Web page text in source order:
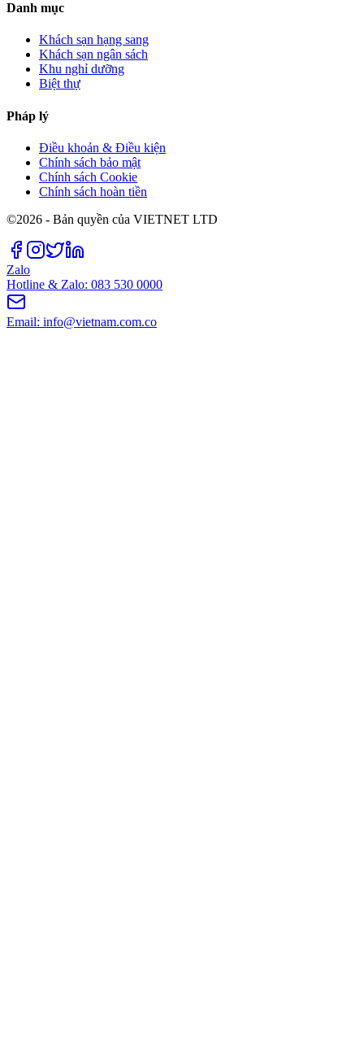
Danh mục
Khách sạn hạng sang
Khách sạn ngân sách
Khu nghỉ dưỡng
Biệt thự
Pháp lý
Điều khoản & Điều kiện
Chính sách bảo mật
Chính sách Cookie
Chính sách hoàn tiền
©2026 - Bản quyền của VIETNET LTD
Zalo
Hotline & Zalo: 083 530 0000
Email: info@vietnam.com.co